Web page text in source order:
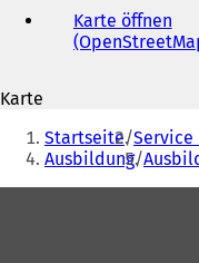
Karte öffnen
Karte
Sie
befinden
sich
Startseite Service
Ausbildung